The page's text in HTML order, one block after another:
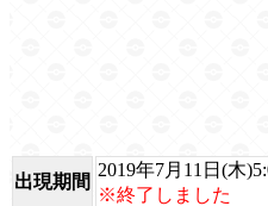
出現期間
2019年7月11日(木
※終了しました